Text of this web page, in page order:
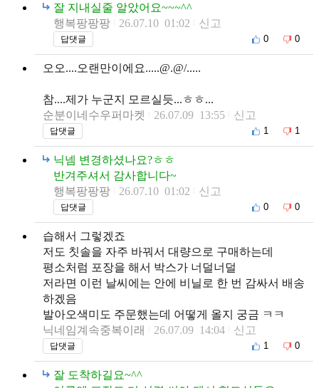
잘 지내실줄 알았어요~~~^^
행복팡팡팡
26.07.10 01:02 신고
답댓글 0 0
오오....오랜만이에요.....@.@/.....
참....제가 누군지 모르실듯...ㅎㅎ...
순분이네수우퍼마켓
26.07.09 13:55 신고
답댓글 1 1
닉넴 변경하셨나요?ㅎㅎ
반겨주셔서 감사합니다~
행복팡팡팡
26.07.10 01:02 신고
답댓글 0 0
습해서 그렇겠죠
저도 칫솔을 자주 바꿔서 대량으로 구매하는데
평소처럼 포장을 해서 박스가 너덜너덜
저라면 이런 날씨에는 안에 비닐로 한 번 감싸서 배송
하겠음
발아오색미도 주문했는데 어떻게 올지 궁금 ㅋㅋ
닉네임계속중복이래
26.07.09 14:04 신고
답댓글 1 0
잘 도착하길요~^^